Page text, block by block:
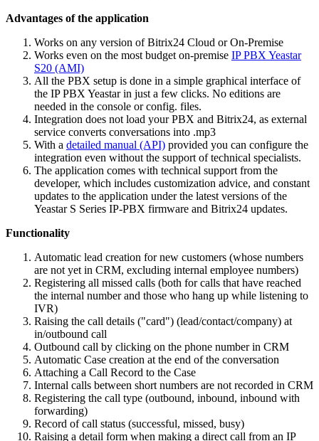
Advantages of the application
Works on any version of Bitrix24 Cloud or On-Premise
Works even on the most budget on-premise IP PBX Yeastar
S20 (AMI)
All the PBX setup is done in a simple graphical interface of
the IP PBX Yeastar in just a few clicks. No editions are
needed in the console or config. files.
Integration does not load your PBX and Bitrix24, as external
service converts conversations into .mp3
With a detailed manual (API) provided you can configure the
integration even without the support of technical specialists.
The application comes with technical support from the
developer, which includes customization advice, and constant
updates to the application under the latest versions of the
Yeastar S Series IP-PBX firmware and Bitrix24 updates.
Functionality
Automatic lead creation for new customers (whose numbers
are not yet in CRM, excluding internal employee numbers)
Registering all missed calls (both for calls that have reached
the internal number and those who hang up while listening to
IVR)
Raising the call details ("card") (lead/contact/company) at
in/outbound call
Outbound call by clicking on the phone number in CRM
Automatic Case creation at the end of the conversation
Attaching a Call Record to the Case
Internal calls between short numbers are not recorded in CRM
Registering the call type (outbound, inbound, inbound with
forwarding)
Record of call status (successful, missed, busy)
Raising a detail form when making a direct call from an IP